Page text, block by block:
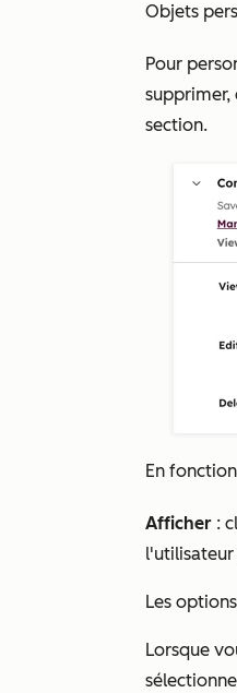
Objets
Pour
supprimer,
section.
En
Afficher :
l'utilisateur
Les
Lorsque